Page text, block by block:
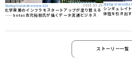
Startup Vision Interview #20 2026.03.26
化学産業のインフラをスタートアップが塗り替える
——Sotas吉元裕樹氏が描くデータ流通ビジネス
Startup Vision
シンギュレイ
体性を引き出
ストーリー一覧